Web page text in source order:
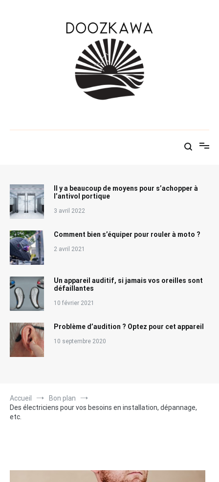
Il y a beaucoup de moyens pour s’achopper à
l’antivol portique
3 avril 2022
Comment bien s’équiper pour rouler à moto ?
2 avril 2021
Un appareil auditif, si jamais vos oreilles sont
défaillantes
10 février 2021
Problème d’audition ? Optez pour cet appareil
10 septembre 2020
Accueil
Bon plan
Des électriciens pour vos besoins en installation, dépannage,
etc.